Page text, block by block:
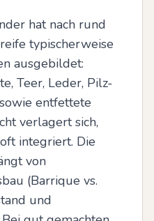
hat nach rund
typischerweise
ausgebildet:
Teer, Leder, Pilz-
entfettete
verlagert sich,
integriert. Die
von
(Barrique vs.
und